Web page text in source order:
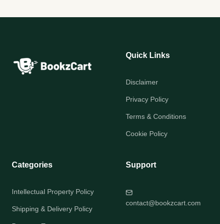
Quick Links
Disclaimer
Privacy Policy
Terms & Conditions
Cookie Policy
Categories
Intellectual Property Policy
Shipping & Delivery Policy
Support
contact@bookzcart.com